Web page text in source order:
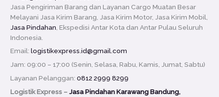
Jasa Pengiriman Barang dan Layanan Cargo Muatan Besar
Melayani Jasa Kirim Barang, Jasa Kirim Motor, Jasa Kirim Mobil,
Jasa Pindahan , Ekspedisi Antar Kota dan Antar Pulau Seluruh
Indonesia.
Email:logistikexpress.id@gmail.com
Jam: 09:00 – 17:00 (Senin, Selasa, Rabu, Kamis, Jumat, Sabtu)
Layanan Pelanggan:0812 2999 8299
Logistik Express –Jasa Pindahan Karawang Bandung,